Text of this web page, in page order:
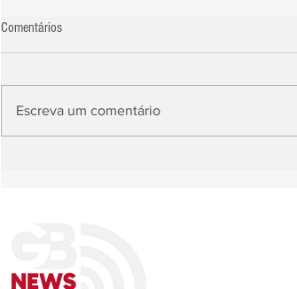
Comentários
Escreva um comentário